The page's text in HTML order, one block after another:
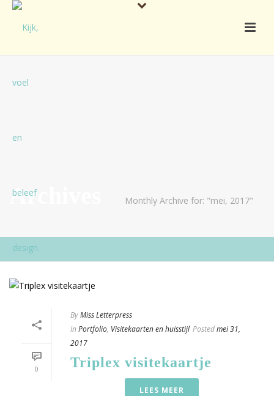
Archives Monthly Archive for: "mei, 2017"
0
ByMiss Letterpress
In Portfolio, Visitekaarten en huisstijl Postedmei 31,
2017
Triplex visitekaartje
LEES MEER